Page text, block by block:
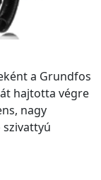
a Grundfos
hajtotta végre
nagy